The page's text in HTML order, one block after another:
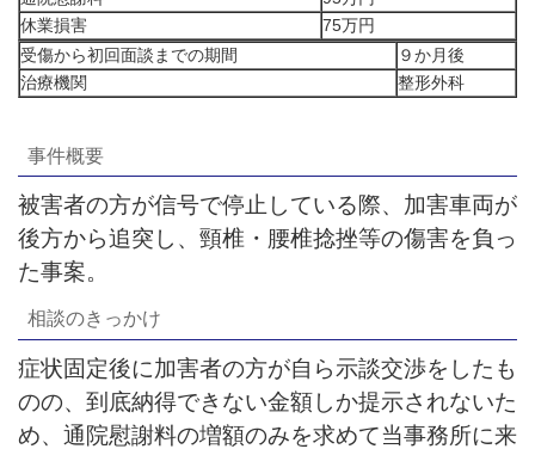
休業損害
75万円
受傷から初回面談までの期間
９か月後
治療機関
整形外科
事件概要
被害者の方が信号で停止している際、加害車両が
後方から追突し、頸椎・腰椎捻挫等の傷害を負っ
た事案。
相談のきっかけ
症状固定後に加害者の方が自ら示談交渉をしたも
のの、到底納得できない金額しか提示されないた
め、通院慰謝料の増額のみを求めて当事務所に来